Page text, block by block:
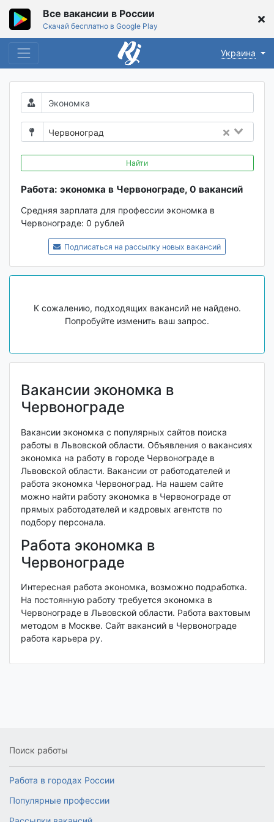
Все вакансии в России
Скачай бесплатно в Google Play
Украина
Червоноград
Найти
Работа: экономка в Червонограде, 0 вакансий
Средняя зарплата для профессии экономка в
Червонограде: 0 рублей
Подписаться на рассылку новых вакансий
К сожалению, подходящих вакансий не найдено.
Попробуйте изменить ваш запрос.
Вакансии экономка в
Червонограде
Вакансии экономка с популярных сайтов поиска
работы в Львовской области. Объявления о вакансиях
экономка на работу в городе Червонограде в
Львовской области. Вакансии от работодателей и
работа экономка Червоноград. На нашем сайте
можно найти работу экономка в Червонограде от
прямых работодателей и кадровых агентств по
подбору персонала.
Работа экономка в
Червонограде
Интересная работа экономка, возможно подработка.
На постоянную работу требуется экономка в
Червонограде в Львовской области. Работа вахтовым
методом в Москве. Сайт вакансий в Червонограде
работа карьера ру.
Поиск работы
Работа в городах России
Популярные профессии